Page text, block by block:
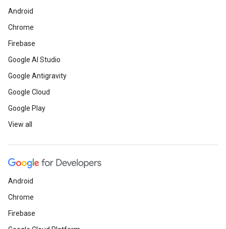
Android
Chrome
Firebase
Google AI Studio
Google Antigravity
Google Cloud
Google Play
View all
Android
Chrome
Firebase